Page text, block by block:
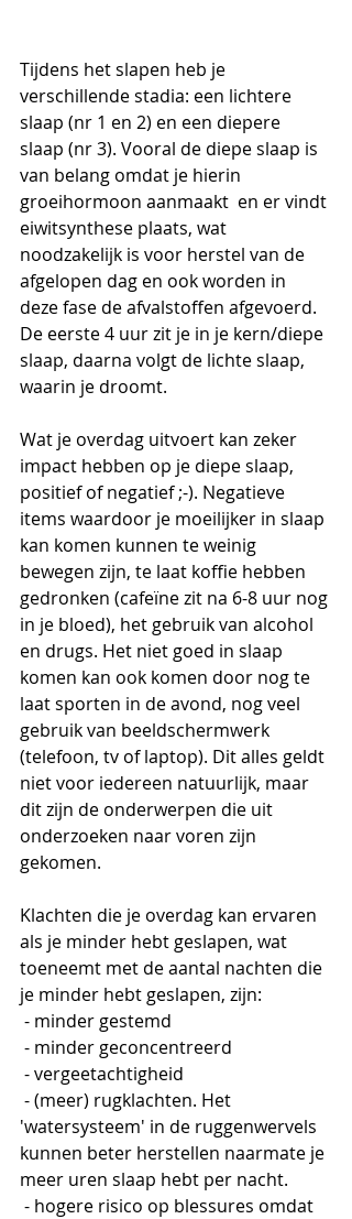
Tijdens het slapen heb je
verschillende stadia: een lichtere
slaap (nr 1 en 2) en een diepere
slaap (nr 3). Vooral de diepe slaap is
van belang omdat je hierin
groeihormoon aanmaakt  en er vindt
eiwitsynthese plaats, wat
noodzakelijk is voor herstel van de
afgelopen dag en ook worden in
deze fase de afvalstoffen afgevoerd.
De eerste 4 uur zit je in je kern/diepe
slaap, daarna volgt de lichte slaap,
waarin je droomt.
Wat je overdag uitvoert kan zeker
impact hebben op je diepe slaap,
positief of negatief ;-). Negatieve
items waardoor je moeilijker in slaap
kan komen kunnen te weinig
bewegen zijn, te laat koffie hebben
gedronken (cafeïne zit na 6-8 uur nog
in je bloed), het gebruik van alcohol
en drugs. Het niet goed in slaap
komen kan ook komen door nog te
laat sporten in de avond, nog veel
gebruik van beeldschermwerk
(telefoon, tv of laptop). Dit alles geldt
niet voor iedereen natuurlijk, maar
dit zijn de onderwerpen die uit
onderzoeken naar voren zijn
gekomen.
Klachten die je overdag kan ervaren
als je minder hebt geslapen, wat
toeneemt met de aantal nachten die
je minder hebt geslapen, zijn:
- minder gestemd
- minder geconcentreerd
- vergeetachtigheid
'watersysteem' in de ruggenwervels
kunnen beter herstellen naarmate je
meer uren slaap hebt per nacht.